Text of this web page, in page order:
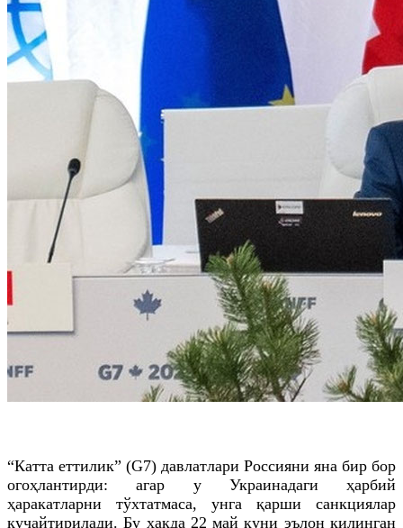
“Катта еттилик” (G7) давлатлари Россияни яна бир бор
огоҳлантирди: агар у Украинадаги ҳарбий
ҳаракатларни тўхтатмаса, унга қарши санкциялар
кучайтирилади. Бу ҳақда 22 май куни эълон қилинган